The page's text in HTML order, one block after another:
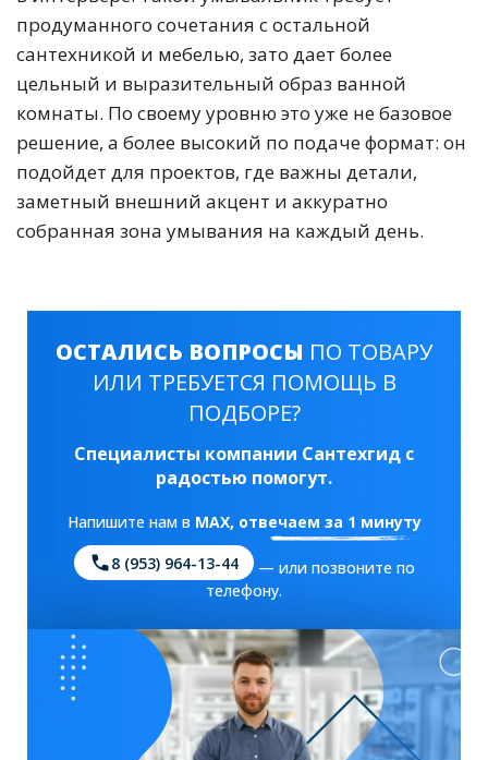
продуманного сочетания с остальной
сантехникой и мебелью, зато дает более
цельный и выразительный образ ванной
комнаты. По своему уровню это уже не базовое
решение, а более высокий по подаче формат: он
подойдет для проектов, где важны детали,
заметный внешний акцент и аккуратно
собранная зона умывания на каждый день.
ОСТАЛИСЬ ВОПРОСЫ ПО ТОВАРУ
ИЛИ ТРЕБУЕТСЯ ПОМОЩЬ В
ПОДБОРЕ?
Специалисты компании Сантехгид с
радостью помогут.
Напишите нам в MAX, отвечаем за 1 минуту
8 (953) 964-13-44
— или позвоните по
телефону.